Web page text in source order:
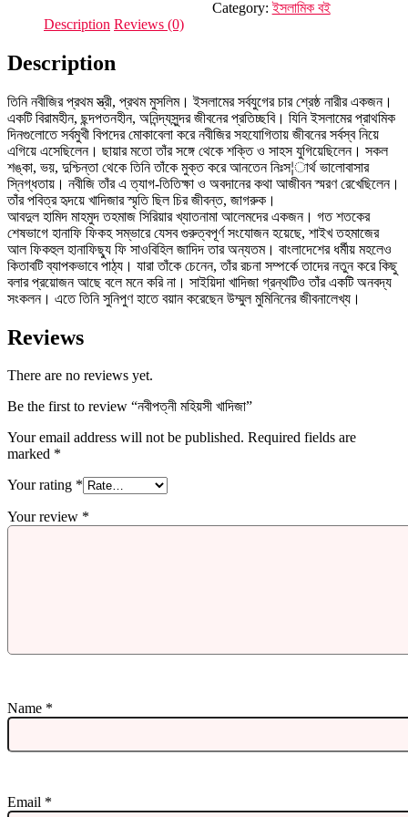
Category:ইসলামিক বই
Description Reviews (0)
Description
তিনি নবীজির প্রথম স্ত্রী, প্রথম মুসলিম। ইসলামের সর্বযুগের চার শ্রেষ্ঠ নারীর একজন।
একটি বিরামহীন, ছন্দপতনহীন, অনিন্দ্যসুন্দর জীবনের প্রতিচ্ছবি। যিনি ইসলামের প্রাথমিক
দিনগুলোতে সর্বমুখী বিপদের মোকাবেলা করে নবীজির সহযোগিতায় জীবনের সর্বস্ব নিয়ে
এগিয়ে এসেছিলেন। ছায়ার মতো তাঁর সঙ্গে থেকে শক্তি ও সাহস যুগিয়েছিলেন। সকল
শঙ্কা, ভয়, দুশ্চিন্তা থেকে তিনি তাঁকে মুক্ত করে আনতেন নিঃস¦ার্থ ভালোবাসার
স্নিগ্ধতায়। নবীজি তাঁর এ ত্যাগ-তিতিক্ষা ও অবদানের কথা আজীবন স্মরণ রেখেছিলেন।
তাঁর পবিত্র হৃদয়ে খাদিজার স্মৃতি ছিল চির জীবন্ত, জাগরুক।
আবদুল হামিদ মাহমুদ তহমাজ সিরিয়ার খ্যাতনামা আলেমদের একজন। গত শতকের
শেষভাগে হানাফি ফিকহ সম্ভারে যেসব গুরুত্বপূর্ণ সংযোজন হয়েছে, শাইখ তহমাজের
আল ফিকহুল হানাফিছ্যু ফি সাওবিহিল জাদিদ তার অন্যতম। বাংলাদেশের ধর্মীয় মহলেও
কিতাবটি ব্যাপকভাবে পাঠ্য। যারা তাঁকে চেনেন, তাঁর রচনা সম্পর্কে তাদের নতুন করে কিছু
বলার প্রয়োজন আছে বলে মনে করি না। সাইয়িদা খাদিজা গ্রন্থটিও তাঁর একটি অনবদ্য
সংকলন। এতে তিনি সুনিপুণ হাতে বয়ান করেছেন উম্মুল মুমিনিনের জীবনালেখ্য।
Reviews
There are no reviews yet.
Be the first to review “নবীপত্নী মহিয়সী খাদিজা”
Your email address will not be published. Required fields are
marked *
Your rating *
Your review *
Name *
Email *